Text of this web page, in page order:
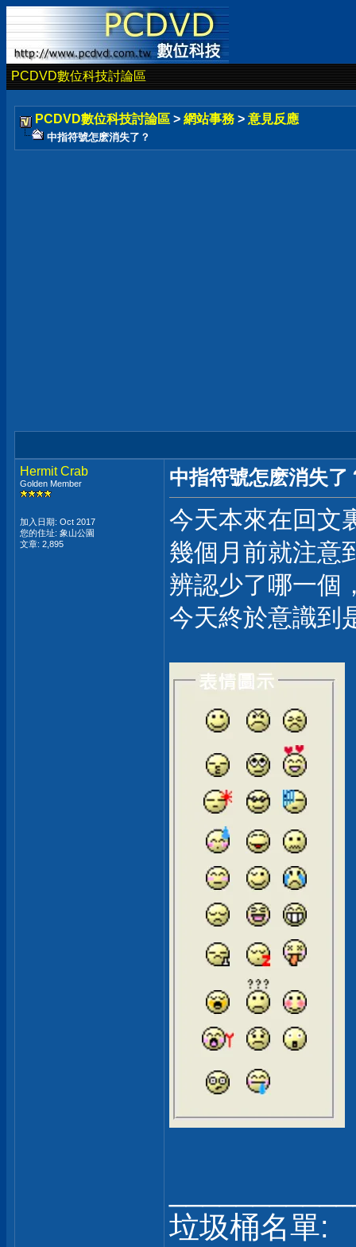
PCDVD數位科技討論區
PCDVD數位科技討論區 > 網站事務 > 意見反應
中指符號怎麽消失了？
Hermit Crab
Golden Member
加入日期: Oct 2017
您的住址: 象山公園
文章: 2,895
中指符號怎麽消失了
今天本來在回文
幾個月前就注意
辨認少了哪一個
今天終於意識到
垃圾桶名單: